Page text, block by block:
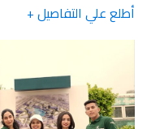
أطلع علي التفاصيل +